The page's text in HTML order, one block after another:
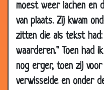
moest weer lachen en
van plaats. Zij kwam
zitten die als tekst
waarderen." Toen had
nog erger, toen zij
verwisselde en onder
17 Apr
2008
Van wie is dit?
17 Apr
2008
Ik wat later...
17 Apr
2008
Goed, zeer goed